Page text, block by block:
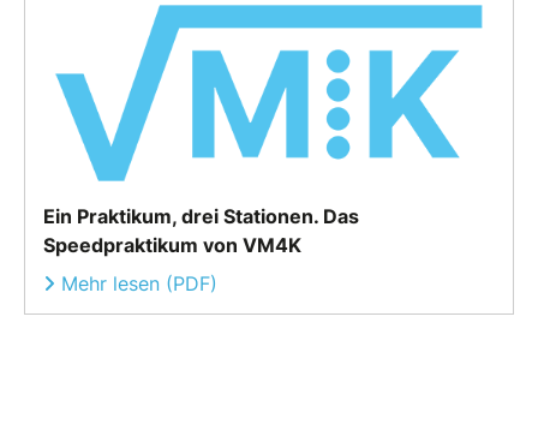
Ein Praktikum, drei Stationen. Das
Speedpraktikum von VM4K
Mehr lesen (PDF)